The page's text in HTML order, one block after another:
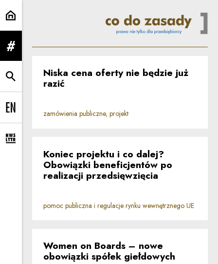
Strona główna | Co do zasady
rozwiń menu
rozwiń wyszukiwarkę
Change language to EN
rozwiń formularz zapisu na newsletter
Niska cena oferty nie będzie już
razić
zamówienia publiczne, projekt
Koniec projektu i co dalej?
Obowiązki beneficjentów po
realizacji przedsięwzięcia
pomoc publiczna i regulacje rynku wewnętrznego UE
Women on Boards – nowe
obowiązki spółek giełdowych